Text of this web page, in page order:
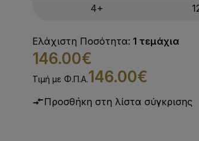
4+
Ελάχιστη Ποσότητα: 1 τεμάχια
146.00€
Τιμή με Φ.Π.Α.146.00€
Προσθήκη στη λίστα σύγκρισης